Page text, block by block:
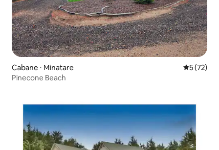
Cabane ⋅ Minatare
5 (72)
Pinecone Beach